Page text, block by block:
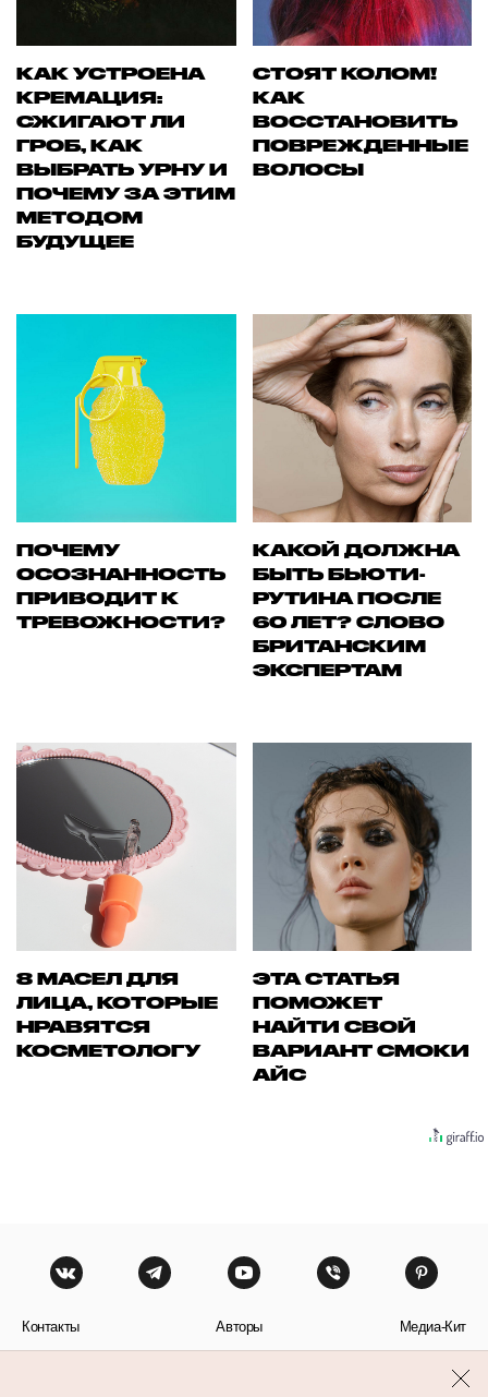
КАК УСТРОЕНА
КРЕМАЦИЯ:
СЖИГАЮТ ЛИ
ГРОБ, КАК
ВЫБРАТЬ УРНУ И
ПОЧЕМУ ЗА ЭТИМ
МЕТОДОМ
БУДУЩЕЕ
СТОЯТ КОЛОМ!
КАК
ВОССТАНОВИТЬ
ПОВРЕЖДЕННЫЕ
ВОЛОСЫ
ПОЧЕМУ
ОСОЗНАННОСТЬ
ПРИВОДИТ К
ТРЕВОЖНОСТИ?
КАКОЙ ДОЛЖНА
БЫТЬ БЬЮТИ-
РУТИНА ПОСЛЕ
60 ЛЕТ? СЛОВО
БРИТАНСКИМ
ЭКСПЕРТАМ
8 МАСЕЛ ДЛЯ
ЛИЦА, КОТОРЫЕ
НРАВЯТСЯ
КОСМЕТОЛОГУ
ЭТА СТАТЬЯ
ПОМОЖЕТ
НАЙТИ СВОЙ
ВАРИАНТ СМОКИ
АЙС
Контакты Авторы Медиа-Кит